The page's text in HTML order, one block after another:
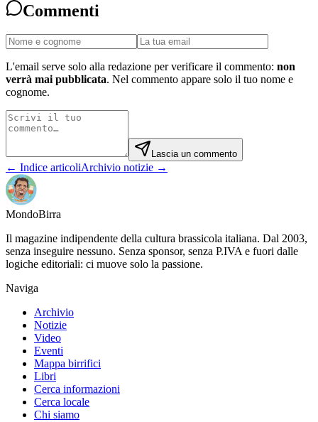
Commenti
L'email serve solo alla redazione per verificare il commento: non
verrà mai pubblicata. Nel commento appare solo il tuo nome e
cognome.
Lascia un commento
← Indice articoliArchivio notizie →
MondoBirra
Il magazine indipendente della cultura brassicola italiana. Dal 2003,
senza inseguire nessuno. Senza sponsor, senza P.IVA e fuori dalle
logiche editoriali: ci muove solo la passione.
Naviga
Archivio
Notizie
Video
Eventi
Mappa birrifici
Libri
Cerca informazioni
Cerca locale
Chi siamo